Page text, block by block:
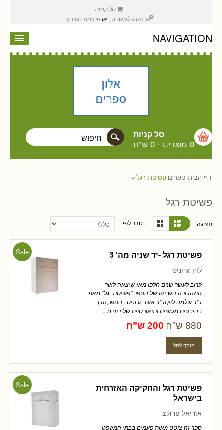
סל קניות
כניסה לחשבונך אופתיחת חשבון
NAVIGATION
סל קניות
0 מוצרים - 0 ש"ח
דף הבית ספרים »פשיטת רגל
פשיטת רגל
סדר לפי: תצוגה:
Sale פשיטת רגל -יד שניה מה' 3
לוין-גרוניס
קרוב לעשר שנים חלפו מאז שיצאה לאור
המהדורה השנייה של הספר "פשיטת רגל" מאת
ד"ר שלמה לוין וד"ר אשר גרוניס . הספר,הדן
בהיבטים מעשיים ותיאורטיים של דיני ח...
880 ש"ח 200 ש"ח
Sale
פשיטת רגל והחקיקה האזרחית
בישראל
אוריאל פרוקצ
ספר זה צוטט מאות פעמים בבתי המשפט